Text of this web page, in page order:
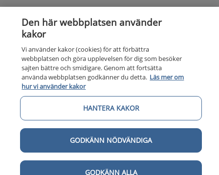
Kunskapsstöd
Om 1177 för vårdpersonal
Digital tillgänglighet
Den här webbplatsen använder
kakor
Vi använder kakor (cookies) för att förbättra
webbplatsen och göra upplevelsen för dig som besöker
sajten bättre och smidigare. Genom att fortsätta
använda webbplatsen godkänner du detta. Läs mer om
hur vi använder kakor
HANTERA KAKOR
GODKÄNN NÖDVÄNDIGA
GODKÄNN ALLA